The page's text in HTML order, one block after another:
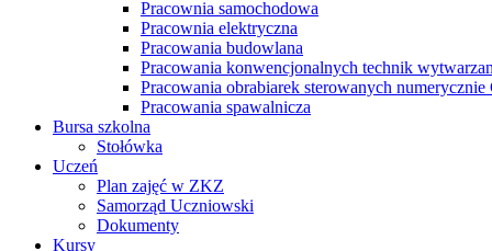
Pracownia samochodowa
Pracownia elektryczna
Pracowania budowlana
Pracowania konwencjonalnych technik
Pracowania obrabiarek sterowanych numerycznie
Pracowania spawalnicza
Bursa szkolna
Stołówka
Uczeń
Plan zajęć w ZKZ
Samorząd Uczniowski
Dokumenty
Kursy